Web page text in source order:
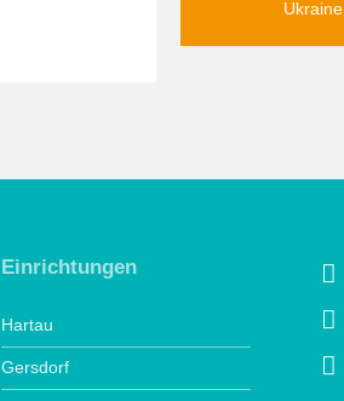
Ukraine.
Einrichtungen
Hartau
Gersdorf